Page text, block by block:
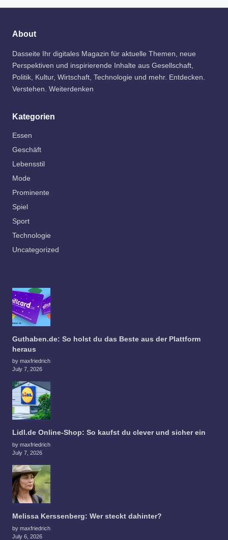
About
Dasseite Ihr digitales Magazin für aktuelle Themen, neue
Perspektiven und inspirierende Inhalte aus Gesellschaft,
Politik, Kultur, Wirtschaft, Technologie und mehr. Entdecken.
Verstehen. Weiterdenken
Kategorien
Essen
Geschäft
Lebensstil
Mode
Prominente
Spiel
Sport
Technologie
Uncategorized
Guthaben.de: So holst du das Beste aus der Plattform
heraus
by maxfriedrich
July 7, 2026
Lidl.de Online-Shop: So kaufst du clever und sicher ein
by maxfriedrich
July 7, 2026
Melissa Kerssenberg: Wer steckt dahinter?
by maxfriedrich
July 6, 2026